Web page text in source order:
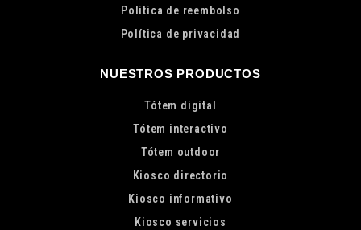
Politica de reembolso
Política de privacidad
NUESTROS PRODUCTOS
Tótem digital
Tótem interactivo
Tótem outdoor
Kiosco directorio
Kiosco informativo
Kiosco servicios